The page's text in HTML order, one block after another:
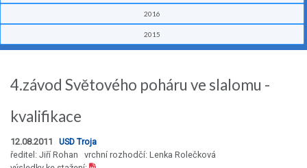
2016
2015
4.závod Světového poháru ve slalomu -
kvalifikace
12.08.2011 USD Troja
ředitel: Jiří Rohan vrchní rozhodčí: Lenka Rolečková